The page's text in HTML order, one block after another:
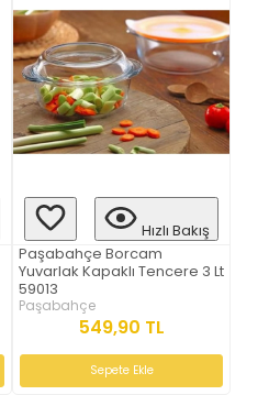
Hızlı Bakış
Paşabahçe Borcam
Yuvarlak Kapaklı Tencere 3 Lt
59013
Paşabahçe
549,90 TL
Sepete Ekle